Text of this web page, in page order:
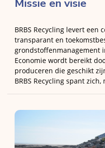
Missie en visie
BRBS Recycling levert een
transparant en
grondstoffenmanagement
Economie wordt bereikt
produceren die geschikt
BRBS Recycling spant